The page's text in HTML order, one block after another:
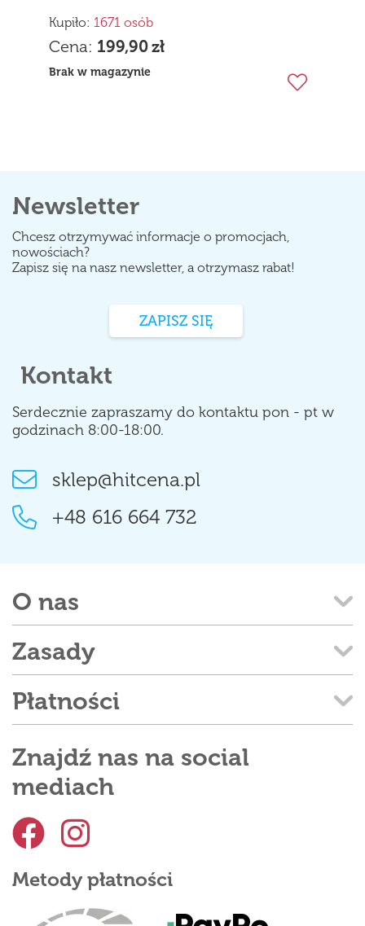
Kupiło: 1671 osób
Cena: 199,90zł
Brak w magazynie
Newsletter
Chcesz otrzymywać informacje o promocjach,
nowościach?
Zapisz się na nasz newsletter, a otrzymasz rabat!
ZAPISZ SIĘ
Kontakt
Serdecznie zapraszamy do kontaktu pon - pt w
godzinach 8:00-18:00.
sklep@hitcena.pl
+48 616 664 732
O nas
Zasady
Płatności
Znajdź nas na social
mediach
Metody płatności